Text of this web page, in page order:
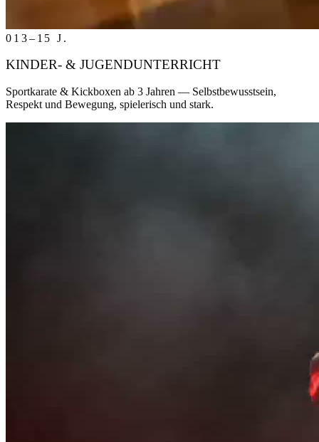
01 3–15 J.
KINDER- & JUGENDUNTERRICHT
Sportkarate & Kickboxen ab 3 Jahren — Selbstbewusstsein,
Respekt und Bewegung, spielerisch und stark.